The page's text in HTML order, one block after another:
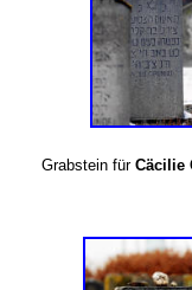
Grabstein für Cäcilie